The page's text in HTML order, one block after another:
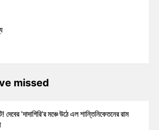
missed
‘দাদাগিরি’র মঞ্চে উঠে এল শান্তিনিকেতনের রাম